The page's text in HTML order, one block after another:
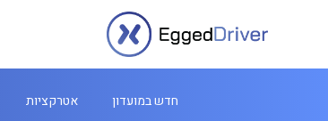
חדש במועדון אטרקציות